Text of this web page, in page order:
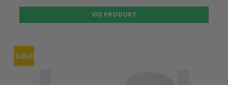
VIS PRODUKT
TILBUD